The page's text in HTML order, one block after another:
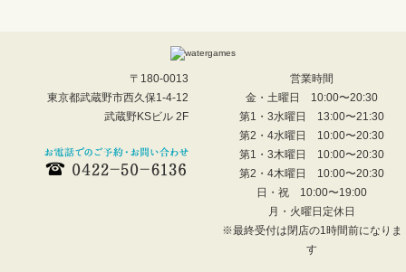
〒180-0013
東京都武蔵野市西久保1-4-12
武蔵野KSビル 2F
営業時間
金・土曜日 10:00〜20:30
第1・3水曜日 13:00〜21:30
第2・4水曜日 10:00〜20:30
第1・3木曜日 10:00〜20:30
第2・4木曜日 10:00〜20:30
日・祝 10:00〜19:00
月・火曜日定休日
※最終受付は閉店の1時間前になりま
す